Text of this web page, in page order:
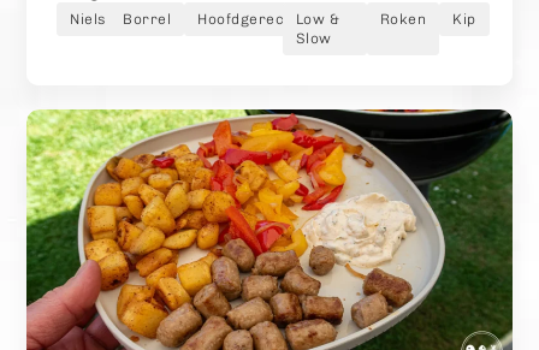
Niels Borrel HoofdgerechtLow &
Slow
Roken Kip